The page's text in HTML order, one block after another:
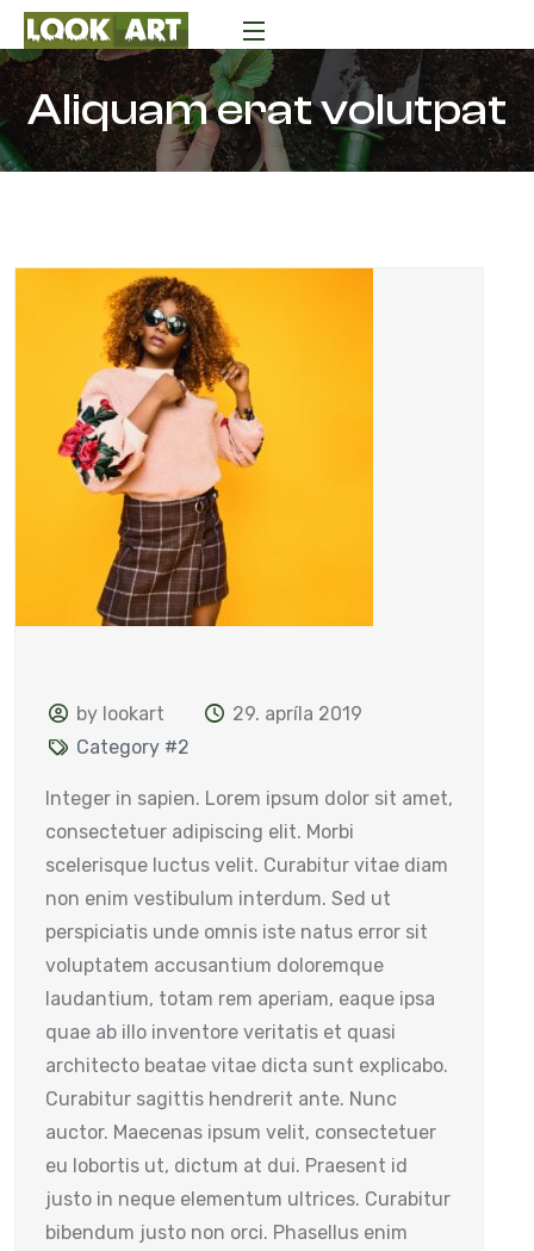
Aliquam erat volutpat
by lookart
29. apríla 2019
Category #2
Integer in sapien. Lorem ipsum dolor sit amet,
consectetuer adipiscing elit. Morbi
scelerisque luctus velit. Curabitur vitae diam
non enim vestibulum interdum. Sed ut
perspiciatis unde omnis iste natus error sit
voluptatem accusantium doloremque
laudantium, totam rem aperiam, eaque ipsa
quae ab illo inventore veritatis et quasi
architecto beatae vitae dicta sunt explicabo.
Curabitur sagittis hendrerit ante. Nunc
auctor. Maecenas ipsum velit, consectetuer
eu lobortis ut, dictum at dui. Praesent id
justo in neque elementum ultrices. Curabitur
bibendum justo non orci. Phasellus enim